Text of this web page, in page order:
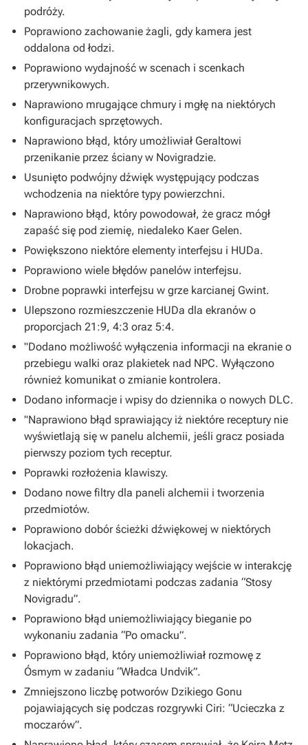
podróży.
Poprawiono zachowanie żagli, gdy kamera jest
oddalona od łodzi.
Poprawiono wydajność w scenach i scenkach
przerywnikowych.
Naprawiono mrugające chmury i mgłę na niektórych
konfiguracjach sprzętowych.
Naprawiono błąd, który umożliwiał Geraltowi
przenikanie przez ściany w Novigradzie.
Usunięto podwójny dźwięk występujący podczas
wchodzenia na niektóre typy powierzchni.
Naprawiono błąd, który powodował, że gracz mógł
zapaść się pod ziemię, niedaleko Kaer Gelen.
Powiększono niektóre elementy interfejsu i HUDa.
Poprawiono wiele błędów panelów interfejsu.
Drobne poprawki interfejsu w grze karcianej Gwint.
Ulepszono rozmieszczenie HUDa dla ekranów o
proporcjach 21:9, 4:3 oraz 5:4.
"Dodano możliwość wyłączenia informacji na ekranie o
przebiegu walki oraz plakietek nad NPC. Wyłączono
również komunikat o zmianie kontrolera.
Dodano informacje i wpisy do dziennika o nowych DLC.
"Naprawiono błąd sprawiający iż niektóre receptury nie
wyświetlają się w panelu alchemii, jeśli gracz posiada
pierwszy poziom tych receptur.
Poprawki rozłożenia klawiszy.
Dodano nowe filtry dla paneli alchemii i tworzenia
przedmiotów.
Poprawiono dobór ścieżki dźwiękowej w niektórych
lokacjach.
Poprawiono błąd uniemożliwiający wejście w interakcję
z niektórymi przedmiotami podczas zadania “Stosy
Novigradu”.
Poprawiono błąd uniemożliwiający bieganie po
wykonaniu zadania “Po omacku”.
Poprawiono błąd, który uniemożliwiał rozmowę z
Ósmym w zadaniu “Władca Undvik”.
Zmniejszono liczbę potworów Dzikiego Gonu
pojawiających się podczas rozgrywki Ciri: “Ucieczka z
moczarów”.